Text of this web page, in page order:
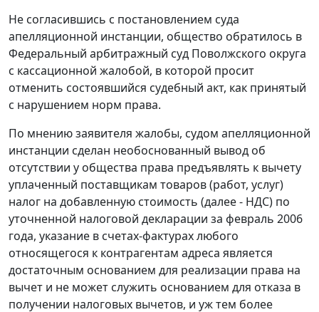
Не согласившись с постановлением суда
апелляционной инстанции, общество обратилось в
Федеральный арбитражный суд Поволжского округа
с кассационной жалобой, в которой просит
отменить состоявшийся судебный акт, как принятый
с нарушением норм права.
По мнению заявителя жалобы, судом апелляционной
инстанции сделан необоснованный вывод об
отсутствии у общества права предъявлять к вычету
уплаченный поставщикам товаров (работ, услуг)
налог на добавленную стоимость (далее - НДС) по
уточненной налоговой декларации за февраль 2006
года, указание в счетах-фактурах любого
относящегося к контрагентам адреса является
достаточным основанием для реализации права на
вычет и не может служить основанием для отказа в
получении налоговых вычетов, и уж тем более